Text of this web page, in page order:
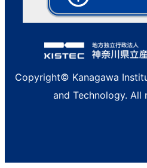
Copyright© Kanagawa
and Technology. All